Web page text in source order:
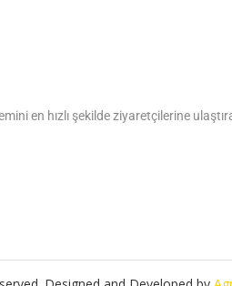
en hızlı şekilde ziyaretçilerine